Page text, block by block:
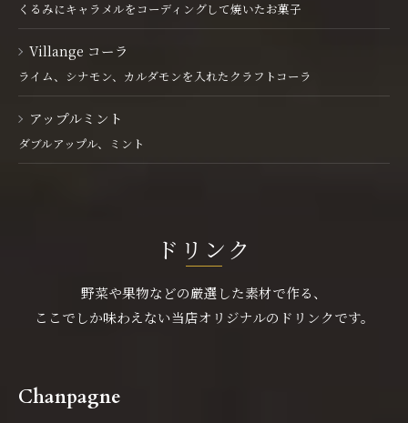
くるみにキャラメルをコーディングして焼いたお菓子
Villange コーラ
ライム、シナモン、カルダモンを入れたクラフトコーラ
アップルミント
ダブルアップル、ミント
ドリンク
野菜や果物などの厳選した素材で作る、
ここでしか味わえない当店オリジナルのドリンクです。
Chanpagne